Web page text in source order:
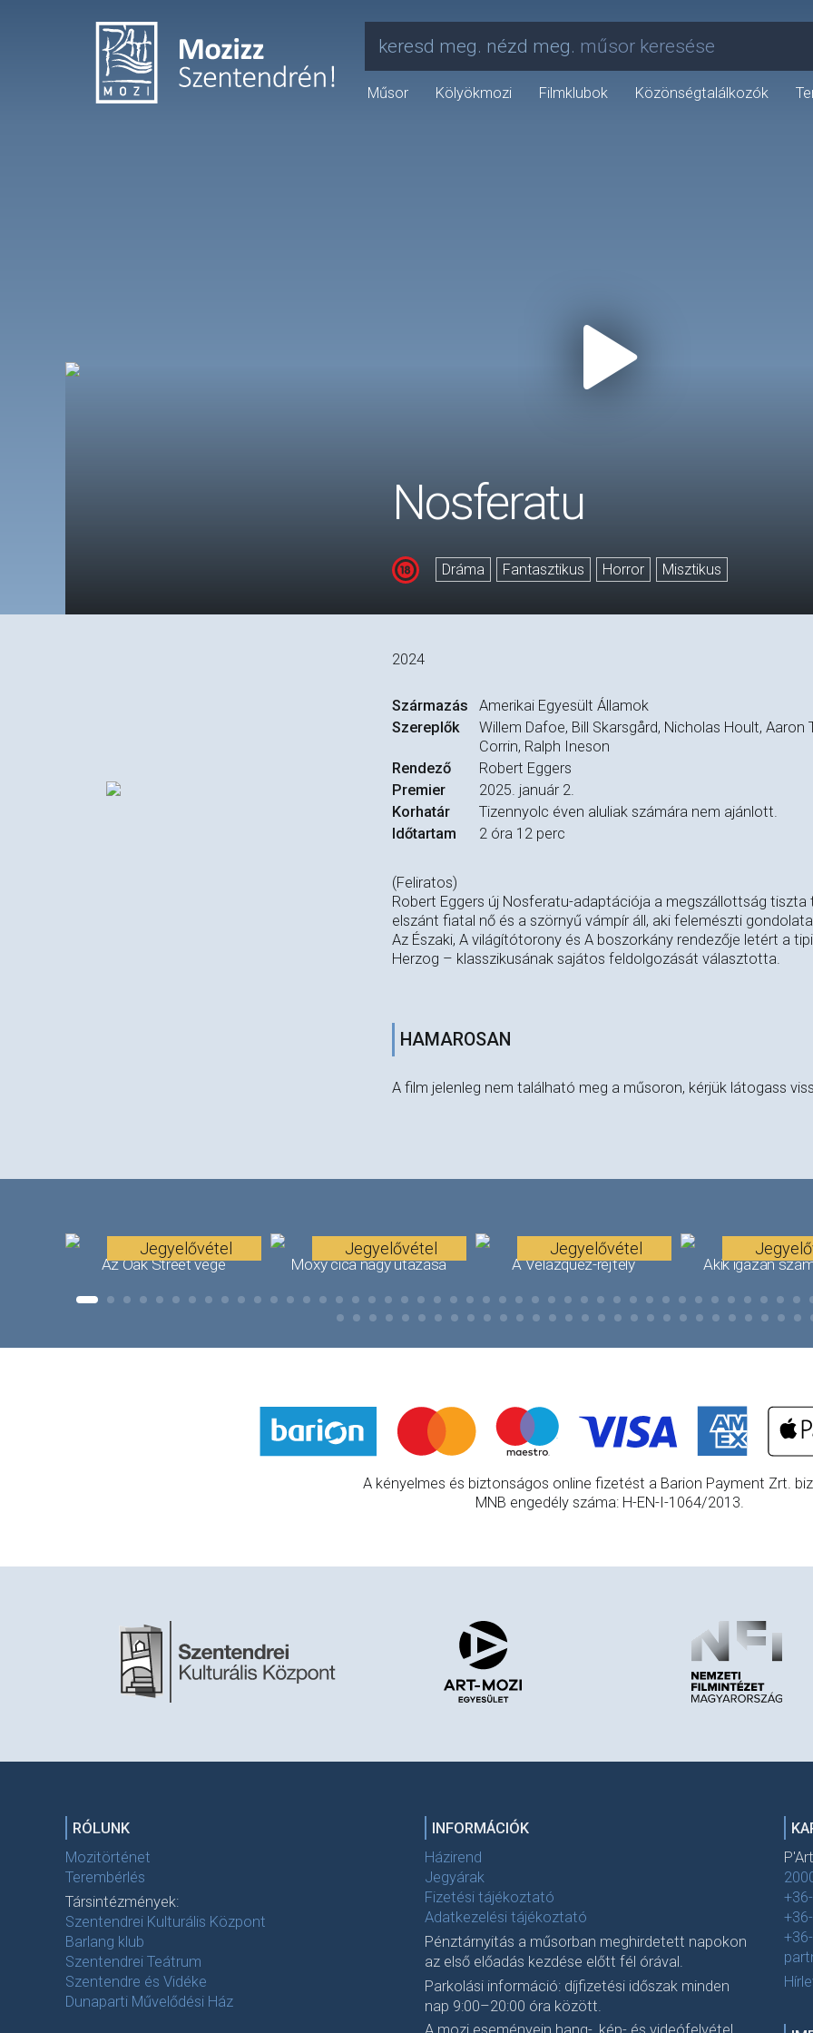
keresd meg. nézd meg. műsor keresése
Műsor Kölyökmozi Filmklubok Közönségtalálkozók
Nosferatu
Dráma Fantasztikus Horror Misztikus
2024
Származás
Amerikai Egyesült Államok
Szereplők
Willem Dafoe, Bill Skarsgård, Nicholas Hoult,
Corrin, Ralph Ineson
Rendező
Robert Eggers
Premier
2025. január 2.
Korhatár
Tizennyolc éven aluliak számára nem ajánlott.
Időtartam
2 óra 12 perc
(Feliratos)
Robert Eggers új Nosferatu-adaptációja a megszállottság
elszánt fiatal nő és a szörnyű vámpír áll, aki felemészti
Az Északi, A világítótorony és A boszorkány rendezője letért a
Herzog – klasszikusának sajátos feldolgozását választotta.
HAMAROSAN
A film jelenleg nem található meg a műsoron, kérjük látogass
Az Oak Street vége
Jegyelővétel
Moxy cica nagy utazása
Jegyelővétel
A Velázquez-rejtély
Jegyelővétel
Akik igazán
A kényelmes és biztonságos online fizetést a Barion Payment Zrt.
MNB engedély száma: H-EN-I-1064/2013.
RÓLUNK
Mozitörténet
Terembérlés
Társintézmények:
Szentendrei Kulturális Központ
Barlang klub
Szentendrei Teátrum
Szentendre és Vidéke
Dunaparti Művelődési Ház
INFORMÁCIÓK
Házirend
Jegyárak
Fizetési tájékoztató
Adatkezelési tájékoztató
Pénztárnyitás a műsorban meghirdetett napokon
az első előadás kezdése előtt fél órával.
Parkolási információ: díjfizetési időszak minden
nap 9:00–20:00 óra között.